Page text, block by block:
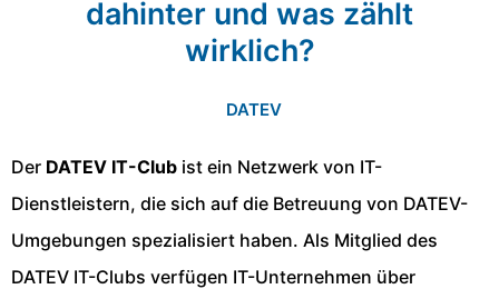
dahinter und was zählt
wirklich?
DATEV
Der DATEV IT-Club ist ein Netzwerk von IT-
Dienstleistern, die sich auf die Betreuung von DATEV-
Umgebungen spezialisiert haben. Als Mitglied des
DATEV IT-Clubs verfügen IT-Unternehmen über